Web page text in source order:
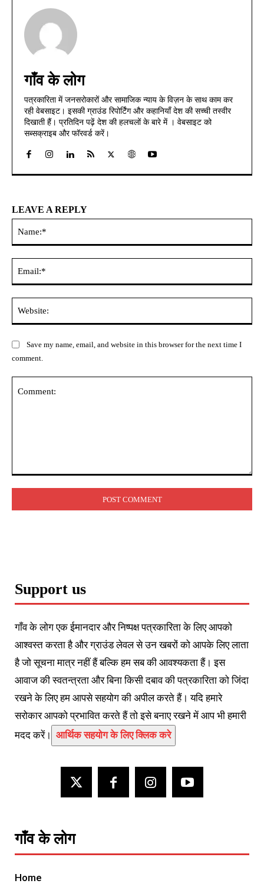
गाँव के लोग
पत्रकारिता में जनसरोकारों और सामाजिक न्याय के विज़न के साथ काम कर
रही वेबसाइट। इसकी ग्राउंड रिपोर्टिंग और कहानियाँ देश की सच्ची तस्वीर
दिखाती हैं। प्रतिदिन पढ़ें देश की हलचलों के बारे में । वेबसाइट को
सब्सक्राइब और फॉरवर्ड करें।
LEAVE A REPLY
Save my name, email, and website in this browser for the next time I
comment.
Support us
गाँव के लोग एक ईमानदार और निष्पक्ष पत्रकारिता के लिए आपको
आश्वस्त करता है और ग्राउंड लेवल से उन खबरों को आपके लिए लाता
है जो सूचना मात्र नहीं हैं बल्कि हम सब की आवश्यकता हैं। इस
आवाज की स्वतन्त्रता और बिना किसी दबाव की पत्रकारिता को जिंदा
रखने के लिए हम आपसे सहयोग की अपील करते हैं। यदि हमारे
सरोकार आपको प्रभावित करते हैं तो इसे बनाए रखने में आप भी हमारी
मदद करें। आर्थिक सहयोग के लिए क्लिक करे
गाँव के लोग
Home